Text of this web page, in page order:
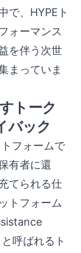
で、HYPEト
ォーマンス
を伴う次世
まっていま
トーク
バック
フォームで
有者に還
てられる仕
トフォーム
呼ばれるト